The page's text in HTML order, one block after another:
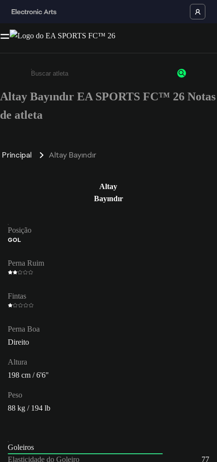
Insira pelo menos 3 caracteres ou números
Altay Bayındır EA SPORTS FC™ 26 Notas
de atleta
Principal Altay Bayındır
Altay
Bayındır
Posição
GOL
Perna Ruim
Fintas
Perna Boa
Direito
Altura
198 cm / 6'6"
Peso
88 kg / 194 lb
Goleiros
Elasticidade do Goleiro
77